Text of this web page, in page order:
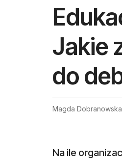
Jakie
do
Magda
Na ile